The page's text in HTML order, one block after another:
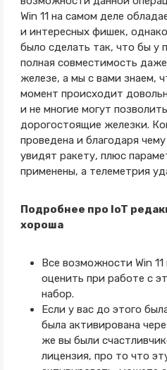
Win 11 на самом деле
и интересных фишек,
было сделать так, что бы у
полная совместимость
железе, а мы с вами знаем,
момент происходит
и не многие могут
дорогостоящие железки.
проведена и благодаря
увидят ракету, плюс
применены, а телеметрия
Подробнее про IoT
хороша
Все возможности Win
оценить при работе с
набор.
Если у вас до этого
была активирована
же вы были
лицензия, про то что